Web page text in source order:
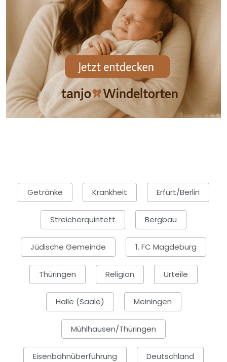
Getränke Krankheit Erfurt/Berlin
Streicherquintett Bergbau
Jüdische Gemeinde 1. FC Magdeburg
Thüringen Religion Urteile
Halle (Saale) Meiningen
Mühlhausen/Thüringen
Eisenbahnüberführung Deutschland